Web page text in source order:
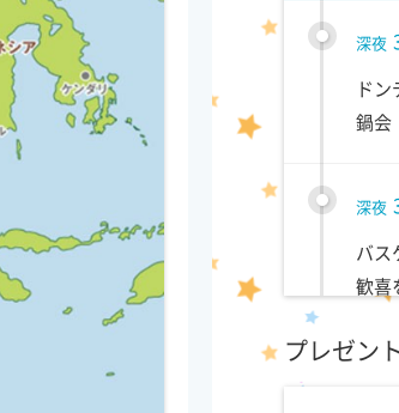
深夜
ド
鍋
深夜
バ
歓喜
プレゼン